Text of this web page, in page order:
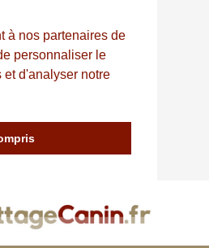
à nos partenaires de
personnaliser le
d'analyser notre